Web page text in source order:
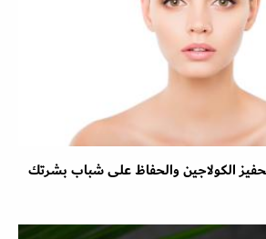
الكولاجين والحفاظ على شباب بشرتك